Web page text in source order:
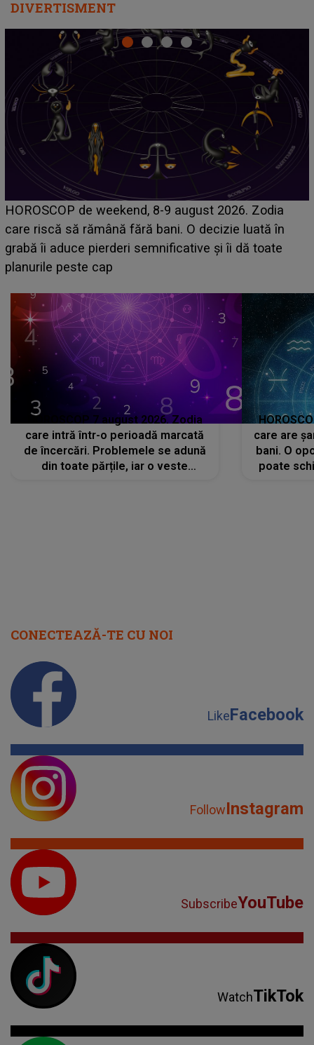
DIVERTISMENT
Emanuel a ținut ACEST DETALIU ASCUNS până
acum! În fața Alexandrei, concurentul din Casa Iubirii
face o MĂRTURISIRE NEAȘTEPTATĂ despre mama
sa: "I-am spus și ei în față, eu nu te iubesc pentru
HOROSCOP 7 august 2026. Zodia
care intră într-o perioadă marcată
de încercări. Problemele se adună
din toate părțile, iar o veste
care are
bani. O
poate
CONECTEAZĂ-TE CU NOI
LikeFacebook
FollowInstagram
SubscribeYouTube
WatchTikTok